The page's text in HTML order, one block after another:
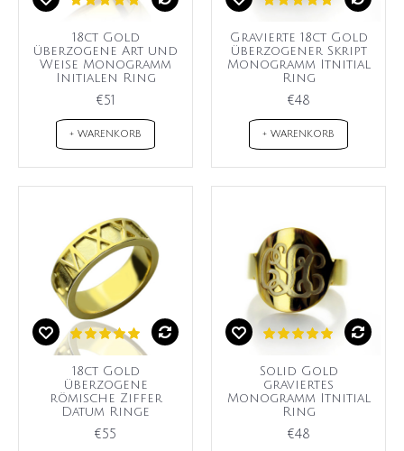
18ct Gold
überzogene Art und
Weise Monogramm
Initialen Ring
€51
+ WARENKORB
Gravierte 18ct Gold
überzogener Skript
Monogramm Itnitial
Ring
€48
+ WARENKORB
18ct Gold
überzogene
römische Ziffer
Datum Ringe
€55
Solid Gold
graviertes
Monogramm Itnitial
Ring
€48